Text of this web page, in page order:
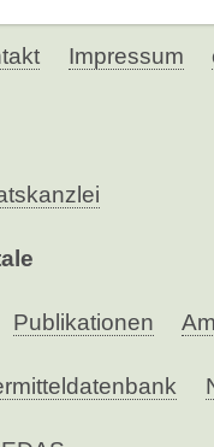
Impressum
Publikationen